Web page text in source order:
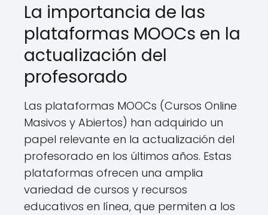
La importancia de las
plataformas MOOCs en la
actualización del
profesorado
Las plataformas MOOCs (Cursos Online
Masivos y Abiertos) han adquirido un
papel relevante en la actualización del
profesorado en los últimos años. Estas
plataformas ofrecen una amplia
variedad de cursos y recursos
educativos en línea, que permiten a los